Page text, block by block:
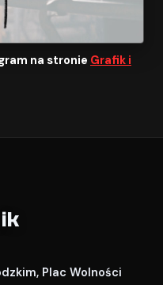
na stronie Grafik i
Plac Wolności